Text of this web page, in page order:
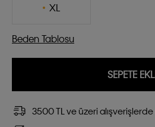
XL
Beden Tablosu
SEPETE
3500 TL ve üzeri